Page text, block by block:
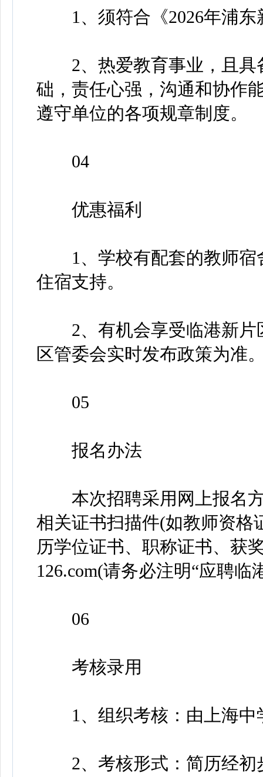
1、须符合《2026年浦东
2、热爱教育事业，且具
础，责任心强，沟通和协作
遵守单位的各项规章制度。
04
优惠福利
1、学校有配套的教师宿
住宿支持。
2、有机会享受临港新片
区管委会实时发布政策为准
05
报名办法
本次招聘采用网上报名方
相关证书扫描件(如教师资格
历学位证书、职称证书、获
126.com(请务必注明“应聘
06
考核录用
1、组织考核：由上海中
2、考核形式：简历经初